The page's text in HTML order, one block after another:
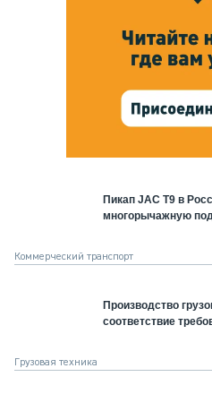
Пикап JAC T9 в
многорычажную
Коммерческий транспорт
Производство
соответствие
Грузовая техника